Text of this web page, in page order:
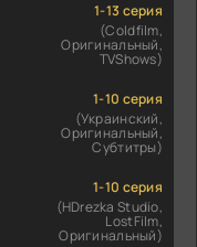
1-13 серия
(Coldfilm,
Оригинальный,
TVShows)
1-10 серия
(Украинский,
Оригинальный,
Субтитры)
1-10 серия
(HDrezka Studio,
LostFilm,
Оригинальный)